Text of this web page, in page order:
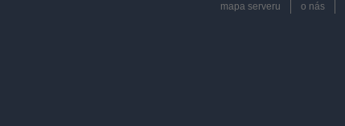
mapa serveru o nás